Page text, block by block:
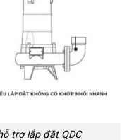
trợ lắp đặt QDC